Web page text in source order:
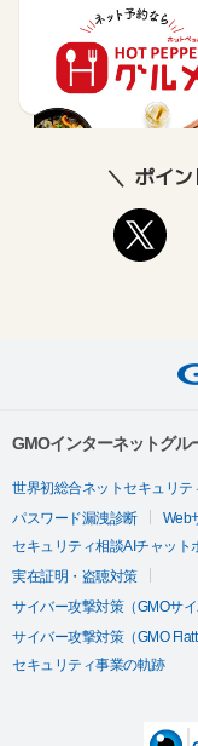
【ホットペッパーグル
メ】レストラン予約
85
ポイ
GMOインターネットグル
世界初総合ネットセキュリテ
パスワード漏洩診断
Web
セキュリティ相談AIチャット
実在証明・盗聴対策
サイバー攻撃対策（GMOサ
サイバー攻撃対策（GMO Flatt
セキュリティ事業の軌跡